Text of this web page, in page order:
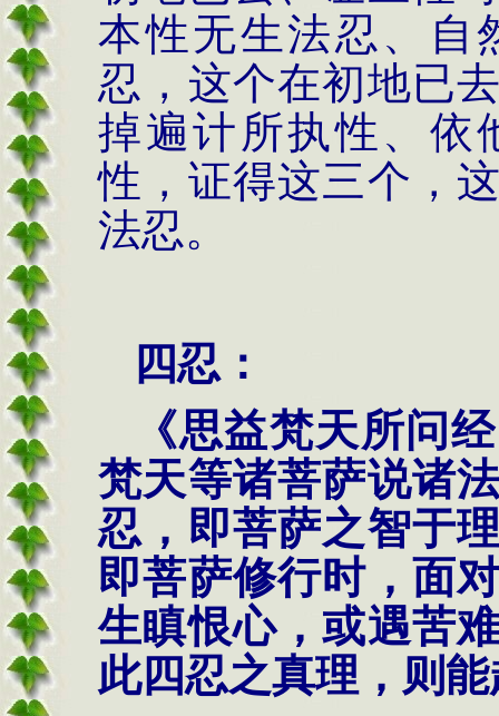
本性无生法忍、自
忍，这个在初地已
掉遍计所执性、依
性，证得这三个，
法忍。
四忍：
《思益梵天所问
梵天等诸菩萨说诸
忍，即菩萨之智于
即菩萨修行时，面
生瞋恨心，或遇苦
此四忍之真理，则